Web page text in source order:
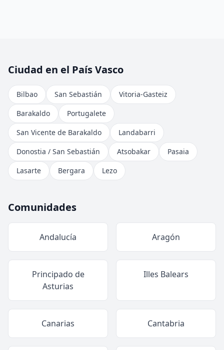
Ciudad en el País Vasco
Bilbao San Sebastián
Vitoria-Gasteiz
Barakaldo
Portugalete
San Vicente de Barakaldo
Landabarri
Donostia / San Sebastián
Atsobakar
Pasaia
Lasarte
Bergara Lezo
Comunidades
Andalucía Aragón
Principado de
Asturias
Illes Balears
Canarias Cantabria